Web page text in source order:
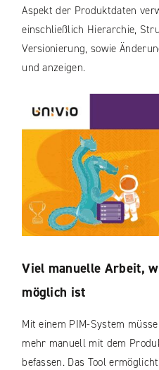
Aspekt der Produktdaten
einschließlich Hierarchie,
Versionierung, sowie
und anzeigen.
Viel manuelle Arbeit,
möglich ist
Mit einem PIM-System
mehr manuell mit dem
befassen. Das Tool